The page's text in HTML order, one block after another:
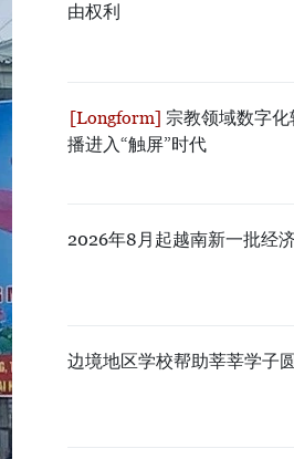
由权利
宗教领域数字
播进入“触屏”时代
2026年8月起越南新一批经
边境地区学校帮助莘莘学子